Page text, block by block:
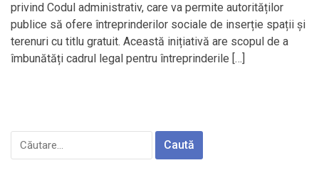
privind Codul administrativ, care va permite autorităților
publice să ofere întreprinderilor sociale de inserție spații și
terenuri cu titlu gratuit. Această inițiativă are scopul de a
îmbunătăți cadrul legal pentru întreprinderile […]
Caută
după: